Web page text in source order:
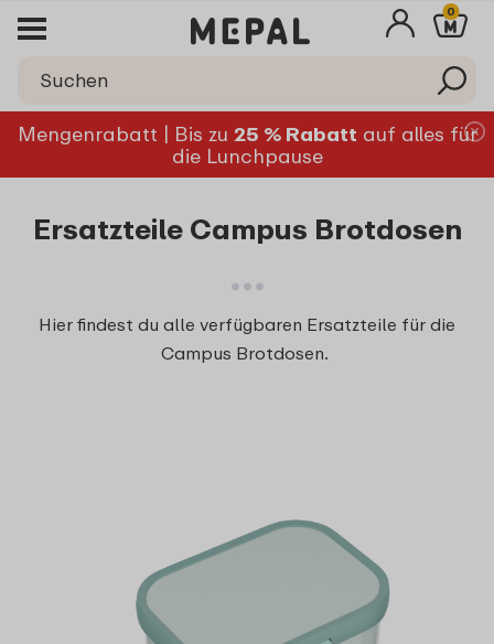
0
Mengenrabatt | Bis zu 25 % Rabatt auf alles für
die Lunchpause
Ersatzteile Campus Brotdosen
Hier findest du alle verfügbaren Ersatzteile für die
Campus Brotdosen.